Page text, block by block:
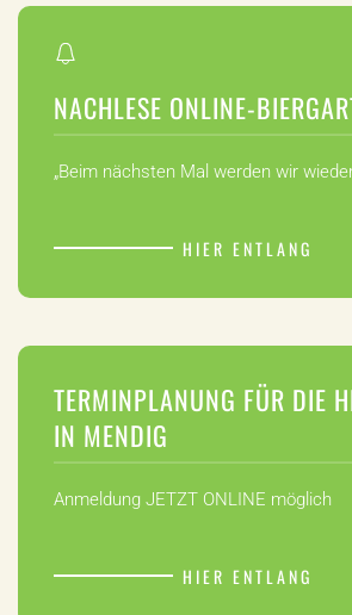
NACHLESE ONLINE-
„Beim nächsten Mal werden wir
HIER ENTLANG
TERMINPLANUNG FÜR DIE
IN MENDIG
Anmeldung JETZT ONLINE möglich
HIER ENTLANG